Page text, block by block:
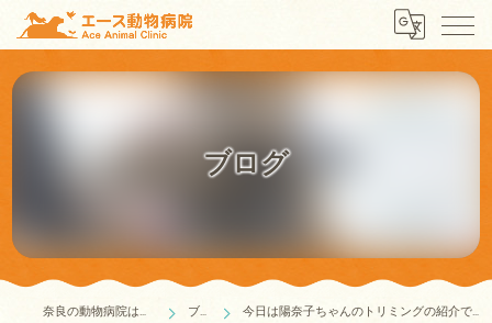
ブログ
奈良の動物病院はエース動物病院 ブログ 今日は陽奈子ちゃんのトリミングの紹介です【奈良のエース動物病院】